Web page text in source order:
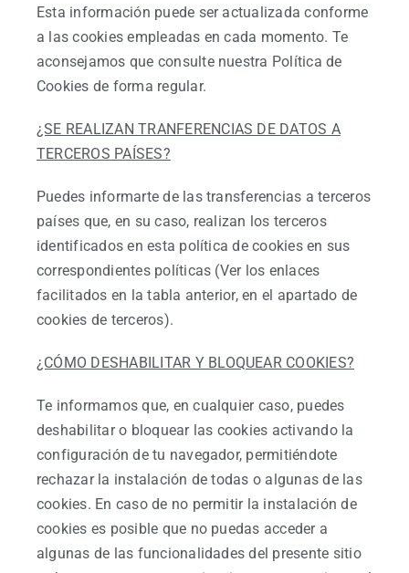
Esta información puede ser actualizada conforme
a las cookies empleadas en cada momento. Te
aconsejamos que consulte nuestra Política de
Cookies de forma regular.
¿SE REALIZAN TRANFERENCIAS DE DATOS A
TERCEROS PAÍSES?
Puedes informarte de las transferencias a terceros
países que, en su caso, realizan los terceros
identificados en esta política de cookies en sus
correspondientes políticas (Ver los enlaces
facilitados en la tabla anterior, en el apartado de
cookies de terceros).
¿CÓMO DESHABILITAR Y BLOQUEAR COOKIES?
Te informamos que, en cualquier caso, puedes
deshabilitar o bloquear las cookies activando la
configuración de tu navegador, permitiéndote
rechazar la instalación de todas o algunas de las
cookies. En caso de no permitir la instalación de
cookies es posible que no puedas acceder a
algunas de las funcionalidades del presente sitio